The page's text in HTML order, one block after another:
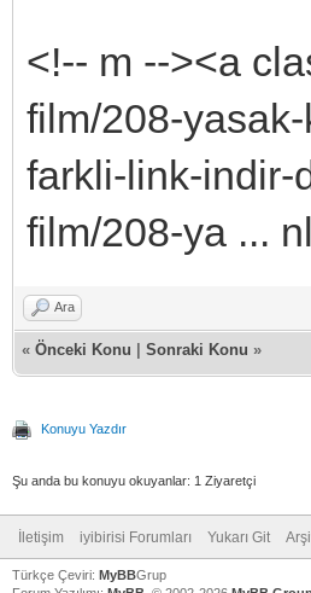
<!-- m --><a
film/208-
farkli-link-indir-
film/208-ya ...
Ara
« Önceki Konu Sonraki Konu »
Konuyu Yazdır
Şu anda bu konuyu okuyanlar: 1 Ziyaretçi
İletişim iyibirisi Forumları Yukarı Git
Türkçe Çeviri: MyBBGrup